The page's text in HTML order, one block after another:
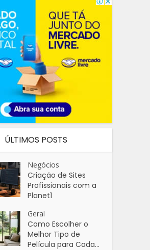
ÚLTIMOS POSTS
Negócios
Criação de Sites
Profissionais com a
Planet1
Geral
Como Escolher o
Melhor Tipo de
Película para Cada...